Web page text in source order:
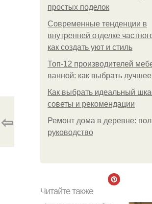
простых поделок
Современные тенденции в
внутренней отделке
как создать уют и стиль
Топ-12 производителей
ванной: как выбрать лучшее
Как выбрать идеальный
советы и рекомендации
Ремонт дома в деревне:
руководство
⇦
Читайте также